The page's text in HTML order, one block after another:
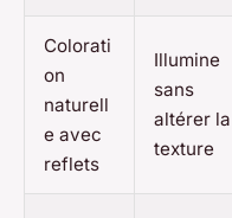
Colorati
on
naturell
e avec
reflets
Illumine
sans
altérer la
texture